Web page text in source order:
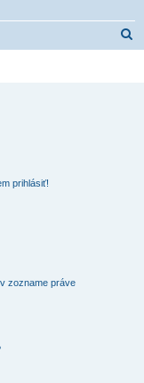
prihlásiť!
zozname práve